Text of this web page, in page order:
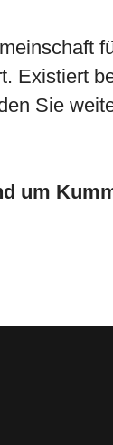
Existiert
Sie
um